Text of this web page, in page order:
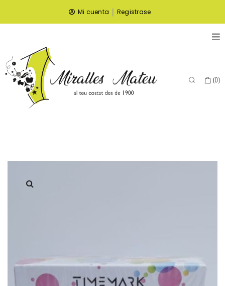
Mi cuenta | Registrase
(0)